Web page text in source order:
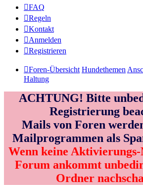
FAQ
Regeln
Kontakt
Anmelden
Registrieren
Foren-Übersicht Hundethemen
Haltung
ACHTUNG! Bitte
Registrierung
Mails von Foren
Mailprogrammen als
Wenn keine
Forum ankommt
Ordner